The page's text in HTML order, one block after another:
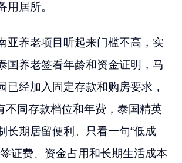
用居所。
亚养老项目听起来门槛不高，实
国养老签看年龄和资金证明，马
已经加入固定存款和购房要求，
不同存款档位和年费，泰国精英
长期居留便利。只看一句“低成
证费、资金占用和长期生活成本